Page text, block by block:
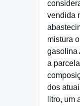
vendida
mistura
gasolina
a
dos
litro, um